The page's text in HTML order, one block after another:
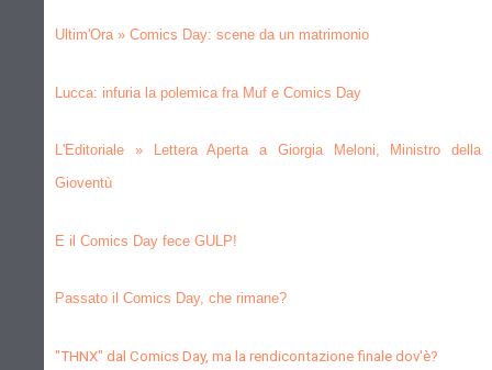
Ultim'Ora » Comics Day: scene da un matrimonio
Lucca: infuria la polemica fra Muf e Comics Day
L'Editoriale » Lettera Aperta a Giorgia Meloni, Ministro della
Gioventù
E il Comics Day fece GULP!
Passato il Comics Day, che rimane?
"THNX" dal Comics Day, ma la rendicontazione finale dov'è?